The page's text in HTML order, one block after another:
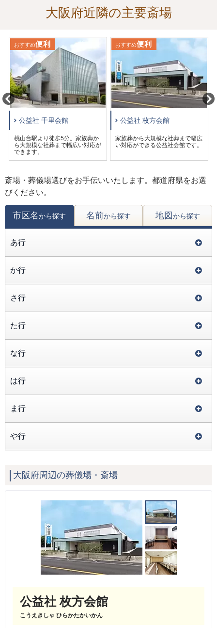
公益社会館に加え、「
エンディングハウス 大阪鶴見
エンディングハウス 西淀川」、「エンディングハウス 寝
グハウス 弥刀」、「エンディングハウス 花園」、「エンデ
ィングハウス 石切」、「 」、「
ンディングハウス 大正」、「
エンディングハウス 八尾青
山」の合計38の会館があります。宗旨・宗派を問わず、
様々な葬儀のお手伝いをさせていただきます。
控室は遠方からお越しのご親族にも旅の疲れを落としてい
す。
公益社では、この他にも火葬場、葬儀を執り行う会館の予
約、葬儀の施行を承っております。
大阪府近隣の主要斎場
おすすめ便利
公益社 千里会館
桃山台駅より徒歩5分。家族葬か
ら大規模な社葬まで幅広い対応が
できます。
おすすめ便利
公益社 枚方会館
家族葬から大規模な社葬まで幅広
い対応ができる公益社会館です。
斎場・葬儀場選びをお手伝いいたします。都道府県をお選
びください。
市区名から探す 名前から探す 地図から探す
あ行
か行
さ行
た行
な行
は行
ま行
や行
大阪府周辺の葬儀場・斎場
公益社 枚方会館
こうえきしゃ ひらかたかいかん